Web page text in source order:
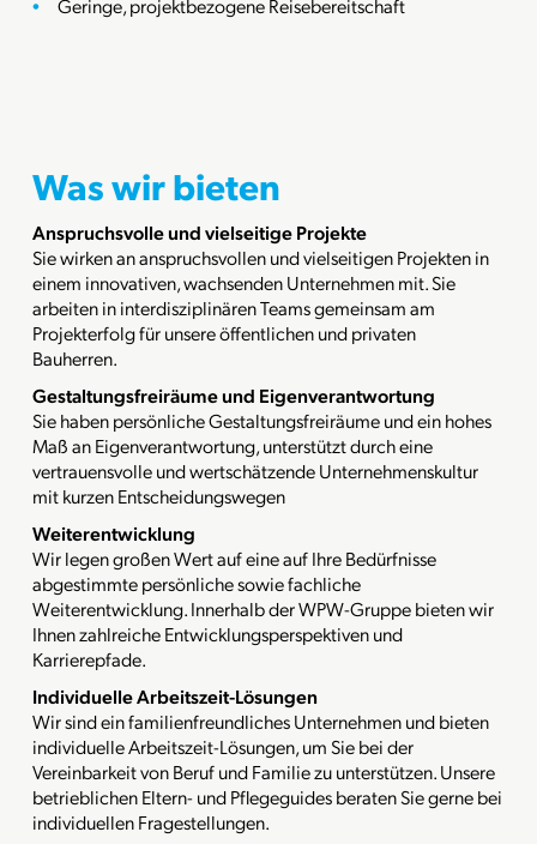
Geringe, projektbezogene Reisebereitschaft
Was wir bieten
Anspruchsvolle und vielseitige Projekte
Sie wirken an anspruchsvollen und vielseitigen Projekten in
einem innovativen, wachsenden Unternehmen mit. Sie
arbeiten in interdisziplinären Teams gemeinsam am
Projekterfolg für unsere öffentlichen und privaten
Bauherren.
Gestaltungsfreiräume und Eigenverantwortung
Sie haben persönliche Gestaltungsfreiräume und ein hohes
Maß an Eigenverantwortung, unterstützt durch eine
vertrauensvolle und wertschätzende Unternehmenskultur
mit kurzen Entscheidungswegen
Weiterentwicklung
Wir legen großen Wert auf eine auf Ihre Bedürfnisse
abgestimmte persönliche sowie fachliche
Weiterentwicklung. Innerhalb der WPW-Gruppe bieten wir
Ihnen zahlreiche Entwicklungsperspektiven und
Karrierepfade.
Individuelle Arbeitszeit-Lösungen
Wir sind ein familienfreundliches Unternehmen und bieten
individuelle Arbeitszeit-Lösungen, um Sie bei der
Vereinbarkeit von Beruf und Familie zu unterstützen. Unsere
betrieblichen Eltern- und Pflegeguides beraten Sie gerne bei
individuellen Fragestellungen.